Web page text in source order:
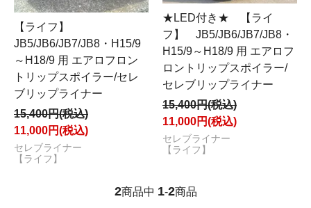
【ライフ】
JB5/JB6/JB7/JB8・H15/9
～H18/9 用 エアロフロン
トリップスポイラー/セレ
ブリップライナー
15,400円(税込)
11,000円(税込)
セレブライナー
【ライフ】
★LED付き★ 【ライ
フ】 JB5/JB6/JB7/JB8・
H15/9～H18/9 用 エアロフ
ロントリップスポイラー/
セレブリップライナー
15,400円(税込)
11,000円(税込)
セレブライナー
【ライフ】
2商品中 1-2商品